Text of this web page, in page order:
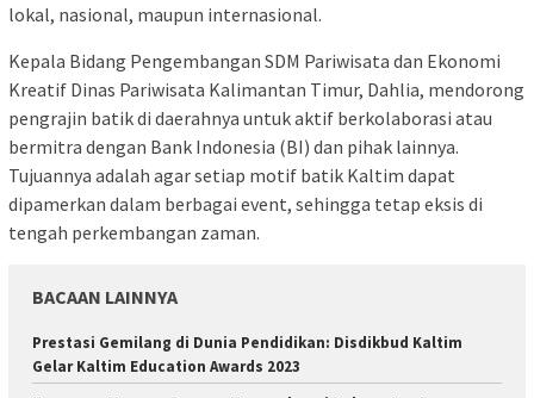
lokal, nasional, maupun internasional.
Kepala Bidang Pengembangan SDM Pariwisata dan Ekonomi
Kreatif Dinas Pariwisata Kalimantan Timur, Dahlia, mendorong
pengrajin batik di daerahnya untuk aktif berkolaborasi atau
bermitra dengan Bank Indonesia (BI) dan pihak lainnya.
Tujuannya adalah agar setiap motif batik Kaltim dapat
dipamerkan dalam berbagai event, sehingga tetap eksis di
tengah perkembangan zaman.
BACAAN LAINNYA
Prestasi Gemilang di Dunia Pendidikan: Disdikbud Kaltim
Gelar Kaltim Education Awards 2023